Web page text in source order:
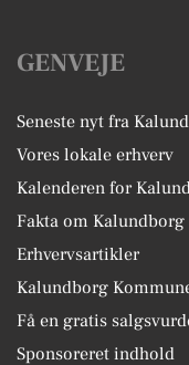
GENVEJE
Seneste nyt fra
Vores lokale erhverv
Kalenderen for
Fakta om Kalundborg
Erhvervsartikler
Kalundborg
Få en gratis
Sponsoreret indhold